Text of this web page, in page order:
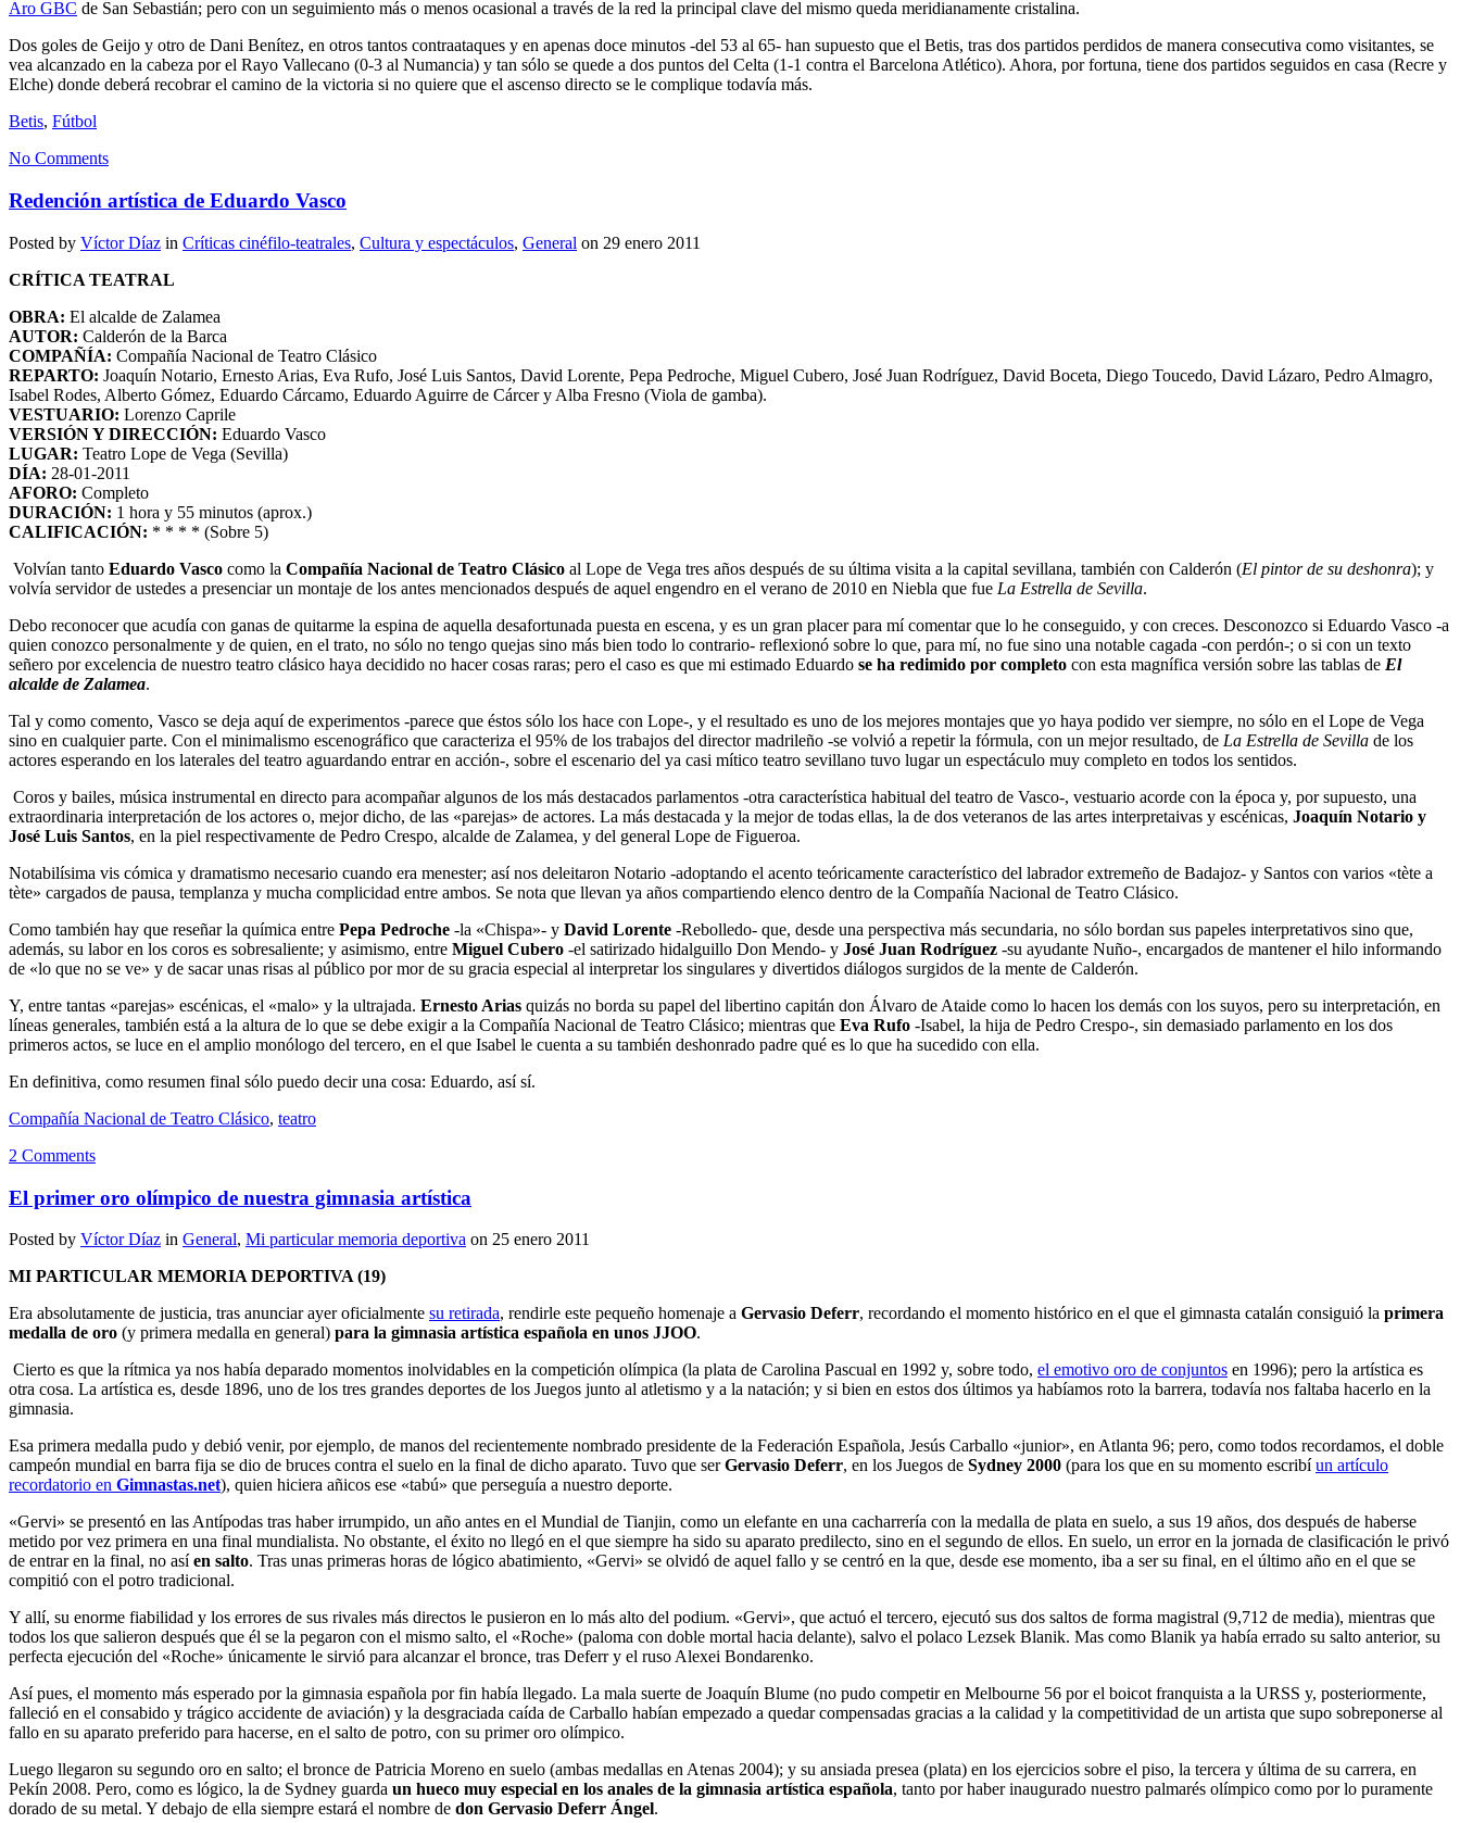
Aro GBC de San Sebastián; pero con un seguimiento más o menos ocasional a través de la red la principal clave del mismo queda meridianamente cristalina.
Dos goles de Geijo y otro de Dani Benítez, en otros tantos contraataques y en apenas doce minutos -del 53 al 65- han supuesto que el Betis, tras dos partidos perdidos de manera consecutiva como visitantes, se
vea alcanzado en la cabeza por el Rayo Vallecano (0-3 al Numancia) y tan sólo se quede a dos puntos del Celta (1-1 contra el Barcelona Atlético). Ahora, por fortuna, tiene dos partidos seguidos en casa (Recre y
Elche) donde deberá recobrar el camino de la victoria si no quiere que el ascenso directo se le complique todavía más.
Betis, Fútbol
No Comments
Redención artística de Eduardo Vasco
Posted by Víctor Díaz in Críticas cinéfilo-teatrales, Cultura y espectáculos, General on 29 enero 2011
CRÍTICA TEATRAL
OBRA: El alcalde de Zalamea
AUTOR: Calderón de la Barca
COMPAÑÍA: Compañía Nacional de Teatro Clásico
REPARTO: Joaquín Notario, Ernesto Arias, Eva Rufo, José Luis Santos, David Lorente, Pepa Pedroche, Miguel Cubero, José Juan Rodríguez, David Boceta, Diego Toucedo, David Lázaro, Pedro Almagro,
Isabel Rodes, Alberto Gómez, Eduardo Cárcamo, Eduardo Aguirre de Cárcer y Alba Fresno (Viola de gamba).
VESTUARIO: Lorenzo Caprile
VERSIÓN Y DIRECCIÓN: Eduardo Vasco
LUGAR: Teatro Lope de Vega (Sevilla)
DÍA: 28-01-2011
AFORO: Completo
DURACIÓN: 1 hora y 55 minutos (aprox.)
CALIFICACIÓN: * * * * (Sobre 5)
Volvían tanto Eduardo Vasco como la Compañía Nacional de Teatro Clásico al Lope de Vega tres años después de su última visita a la capital sevillana, también con Calderón (El pintor de su deshonra); y
volvía servidor de ustedes a presenciar un montaje de los antes mencionados después de aquel engendro en el verano de 2010 en Niebla que fue La Estrella de Sevilla.
Debo reconocer que acudía con ganas de quitarme la espina de aquella desafortunada puesta en escena, y es un gran placer para mí comentar que lo he conseguido, y con creces. Desconozco si Eduardo Vasco -a
quien conozco personalmente y de quien, en el trato, no sólo no tengo quejas sino más bien todo lo contrario- reflexionó sobre lo que, para mí, no fue sino una notable cagada -con perdón-; o si con un texto
señero por excelencia de nuestro teatro clásico haya decidido no hacer cosas raras; pero el caso es que mi estimado Eduardo se ha redimido por completo con esta magnífica versión sobre las tablas de El
alcalde de Zalamea.
Tal y como comento, Vasco se deja aquí de experimentos -parece que éstos sólo los hace con Lope-, y el resultado es uno de los mejores montajes que yo haya podido ver siempre, no sólo en el Lope de Vega
sino en cualquier parte. Con el minimalismo escenográfico que caracteriza el 95% de los trabajos del director madrileño -se volvió a repetir la fórmula, con un mejor resultado, de La Estrella de Sevilla de los
actores esperando en los laterales del teatro aguardando entrar en acción-, sobre el escenario del ya casi mítico teatro sevillano tuvo lugar un espectáculo muy completo en todos los sentidos.
Coros y bailes, música instrumental en directo para acompañar algunos de los más destacados parlamentos -otra característica habitual del teatro de Vasco-, vestuario acorde con la época y, por supuesto, una
extraordinaria interpretación de los actores o, mejor dicho, de las «parejas» de actores. La más destacada y la mejor de todas ellas, la de dos veteranos de las artes interpretaivas y escénicas, Joaquín Notario y
José Luis Santos, en la piel respectivamente de Pedro Crespo, alcalde de Zalamea, y del general Lope de Figueroa.
Notabilísima vis cómica y dramatismo necesario cuando era menester; así nos deleitaron Notario -adoptando el acento teóricamente característico del labrador extremeño de Badajoz- y Santos con varios «tète a
tète» cargados de pausa, templanza y mucha complicidad entre ambos. Se nota que llevan ya años compartiendo elenco dentro de la Compañía Nacional de Teatro Clásico.
Como también hay que reseñar la química entre Pepa Pedroche -la «Chispa»- y David Lorente -Rebolledo- que, desde una perspectiva más secundaria, no sólo bordan sus papeles interpretativos sino que,
además, su labor en los coros es sobresaliente; y asimismo, entre Miguel Cubero -el satirizado hidalguillo Don Mendo- y José Juan Rodríguez -su ayudante Nuño-, encargados de mantener el hilo informando
de «lo que no se ve» y de sacar unas risas al público por mor de su gracia especial al interpretar los singulares y divertidos diálogos surgidos de la mente de Calderón.
Y, entre tantas «parejas» escénicas, el «malo» y la ultrajada. Ernesto Arias quizás no borda su papel del libertino capitán don Álvaro de Ataide como lo hacen los demás con los suyos, pero su interpretación, en
líneas generales, también está a la altura de lo que se debe exigir a la Compañía Nacional de Teatro Clásico; mientras que Eva Rufo -Isabel, la hija de Pedro Crespo-, sin demasiado parlamento en los dos
primeros actos, se luce en el amplio monólogo del tercero, en el que Isabel le cuenta a su también deshonrado padre qué es lo que ha sucedido con ella.
En definitiva, como resumen final sólo puedo decir una cosa: Eduardo, así sí.
Compañía Nacional de Teatro Clásico, teatro
2 Comments
El primer oro olímpico de nuestra gimnasia artística
Posted by Víctor Díaz in General, Mi particular memoria deportiva on 25 enero 2011
MI PARTICULAR MEMORIA DEPORTIVA (19)
Era absolutamente de justicia, tras anunciar ayer oficialmente su retirada, rendirle este pequeño homenaje a Gervasio Deferr, recordando el momento histórico en el que el gimnasta catalán consiguió la primera
medalla de oro (y primera medalla en general) para la gimnasia artística española en unos JJOO.
Cierto es que la rítmica ya nos había deparado momentos inolvidables en la competición olímpica (la plata de Carolina Pascual en 1992 y, sobre todo, el emotivo oro de conjuntos en 1996); pero la artística es
otra cosa. La artística es, desde 1896, uno de los tres grandes deportes de los Juegos junto al atletismo y a la natación; y si bien en estos dos últimos ya habíamos roto la barrera, todavía nos faltaba hacerlo en la
gimnasia.
Esa primera medalla pudo y debió venir, por ejemplo, de manos del recientemente nombrado presidente de la Federación Española, Jesús Carballo «junior», en Atlanta 96; pero, como todos recordamos, el doble
campeón mundial en barra fija se dio de bruces contra el suelo en la final de dicho aparato. Tuvo que serGervasio Deferr, en los Juegos de Sydney 2000 (para los que en su momento escribíun artículo
recordatorio en Gimnastas.net), quien hiciera añicos ese «tabú» que perseguía a nuestro deporte.
«Gervi» se presentó en las Antípodas tras haber irrumpido, un año antes en el Mundial de Tianjin, como un elefante en una cacharrería con la medalla de plata en suelo, a sus 19 años, dos después de haberse
metido por vez primera en una final mundialista. No obstante, el éxito no llegó en el que siempre ha sido su aparato predilecto, sino en el segundo de ellos. En suelo, un error en la jornada de clasificación le privó
de entrar en la final, no asíen salto. Tras unas primeras horas de lógico abatimiento, «Gervi» se olvidó de aquel fallo y se centró en la que, desde ese momento, iba a ser su final, en el último año en el que se
compitió con el potro tradicional.
Y allí, su enorme fiabilidad y los errores de sus rivales más directos le pusieron en lo más alto del podium. «Gervi», que actuó el tercero, ejecutó sus dos saltos de forma magistral (9,712 de media), mientras que
todos los que salieron después que él se la pegaron con el mismo salto, el «Roche» (paloma con doble mortal hacia delante), salvo el polaco Lezsek Blanik. Mas como Blanik ya había errado su salto anterior, su
perfecta ejecución del «Roche» únicamente le sirvió para alcanzar el bronce, tras Deferr y el ruso Alexei Bondarenko.
Así pues, el momento más esperado por la gimnasia española por fin había llegado. La mala suerte de Joaquín Blume (no pudo competir en Melbourne 56 por el boicot franquista a la URSS y, posteriormente,
falleció en el consabido y trágico accidente de aviación) y la desgraciada caída de Carballo habían empezado a quedar compensadas gracias a la calidad y la competitividad de un artista que supo sobreponerse al
fallo en su aparato preferido para hacerse, en el salto de potro, con su primer oro olímpico.
Luego llegaron su segundo oro en salto; el bronce de Patricia Moreno en suelo (ambas medallas en Atenas 2004); y su ansiada presea (plata) en los ejercicios sobre el piso, la tercera y última de su carrera, en
Pekín 2008. Pero, como es lógico, la de Sydney guarda un hueco muy especial en los anales de la gimnasia artística española, tanto por haber inaugurado nuestro palmarés olímpico como por lo puramente
dorado de su metal. Y debajo de ella siempre estará el nombre de don Gervasio Deferr Ángel.